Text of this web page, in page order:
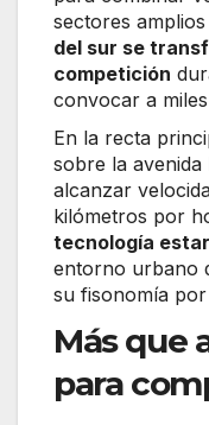
sectores
del sur se
competición
convocar a
En la recta
sobre la
alcanzar
kilómetros por
tecnología
entorno urbano
su fisonomía
Más que
para